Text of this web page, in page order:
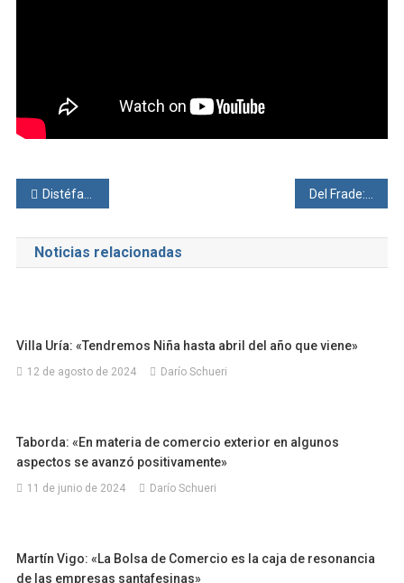
Navegación
de
entradas
Distéfano y la relación con EEUU
Noticias relacionadas
Villa Uría: «Tendremos Niña hasta abril del año que viene»
12 de agosto de 2024 Darío Schueri
Taborda: «En materia de comercio exterior en algunos
aspectos se avanzó positivamente»
11 de junio de 2024 Darío Schueri
Martín Vigo: «La Bolsa de Comercio es la caja de resonancia
de las empresas santafesinas»